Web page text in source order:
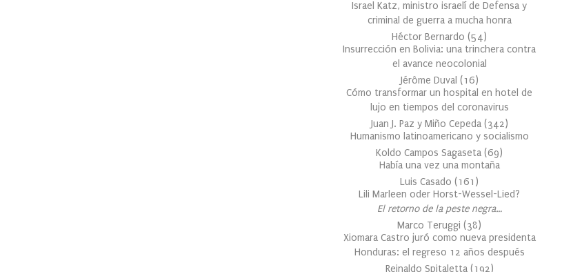
Israel Katz, ministro israelí de Defensa y
criminal de guerra a mucha honra
Héctor Bernardo (54)
Insurrección en Bolivia: una trinchera contra
el avance neocolonial
Jérôme Duval (16)
Cómo transformar un hospital en hotel de
lujo en tiempos del coronavirus
Juan J. Paz y Miño Cepeda (342)
Humanismo latinoamericano y socialismo
Koldo Campos Sagaseta (69)
Había una vez una montaña
Luis Casado (161 )
Lili Marleen oder Horst-Wessel-Lied?
El retorno de la peste negra…
Marco Teruggi (38)
Xiomara Castro juró como nueva presidenta
Honduras: el regreso 12 años después
Reinaldo Spitaletta (192)